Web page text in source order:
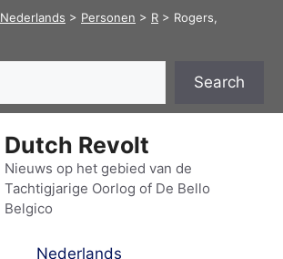
Nederlands > Personen > R > Rogers,
Search
Dutch Revolt
Nieuws op het gebied van de
Tachtigjarige Oorlog of De Bello
Belgico
Nederlands